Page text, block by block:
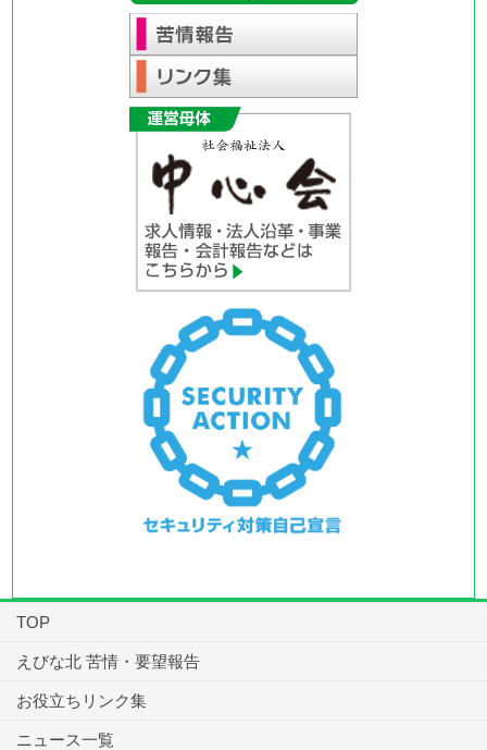
TOP
えびな北 苦情・要望報告
お役立ちリンク集
ニュース一覧